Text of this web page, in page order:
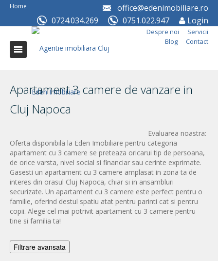
Home
office@edenimobiliare.ro
0724.034.269
0751.022.947 Login
Despre noi
Servicii
Blog
Contact
Apartament 3 camere de vanzare in
Cluj Napoca
Evaluarea noastra:
Oferta disponibila la Eden Imobiliare pentru categoria
apartament cu 3 camere se preteaza oricarui tip de persoana,
de orice varsta, nivel social si financiar sau cerinte exprimate.
Gasesti un apartament cu 3 camere amplasat in zona ta de
interes din orasul Cluj Napoca, chiar si in ansambluri
securizate. Un apartament cu 3 camere este perfect pentru o
familie, oferind destul spatiu atat pentru parinti cat si pentru
copii. Alege cel mai potrivit apartament cu 3 camere pentru
tine si familia ta!
Filtrare avansata